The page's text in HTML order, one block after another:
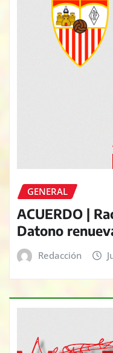
GENERAL
ACUERDO |
Datono
Redacción